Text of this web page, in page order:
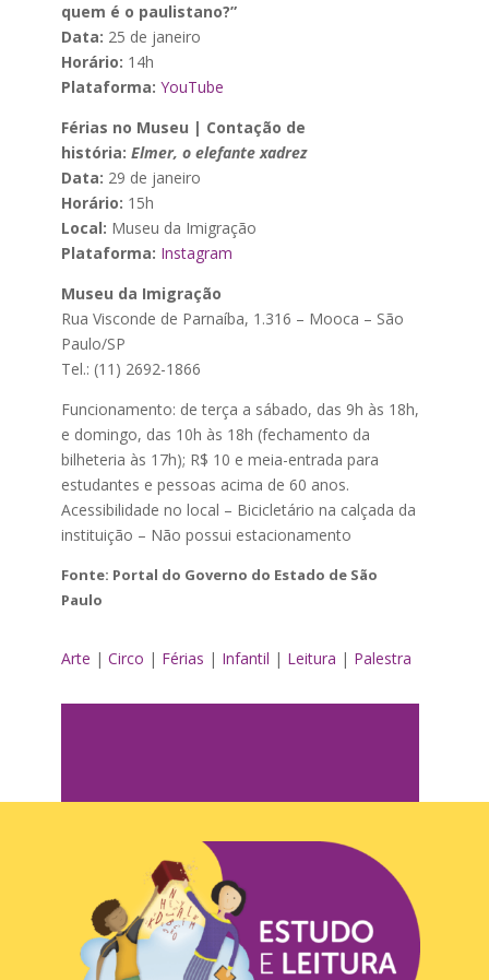
quem é o paulistano?”
Data: 25 de janeiro
Horário: 14h
Plataforma: YouTube
Férias no Museu | Contação de
história: Elmer, o elefante xadrez
Data: 29 de janeiro
Horário: 15h
Local: Museu da Imigração
Plataforma: Instagram
Museu da Imigração
Rua Visconde de Parnaíba, 1.316 – Mooca – São
Paulo/SP
Tel.: (11) 2692-1866
Funcionamento: de terça a sábado, das 9h às 18h,
e domingo, das 10h às 18h (fechamento da
bilheteria às 17h); R$ 10 e meia-entrada para
estudantes e pessoas acima de 60 anos.
Acessibilidade no local – Bicicletário na calçada da
instituição – Não possui estacionamento
Fonte: Portal do Governo do Estado de São
Paulo
Arte | Circo | Férias | Infantil | Leitura | Palestra